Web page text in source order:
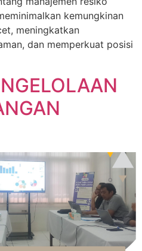
kemungkinan
meningkatkan
dan memperkuat posisi